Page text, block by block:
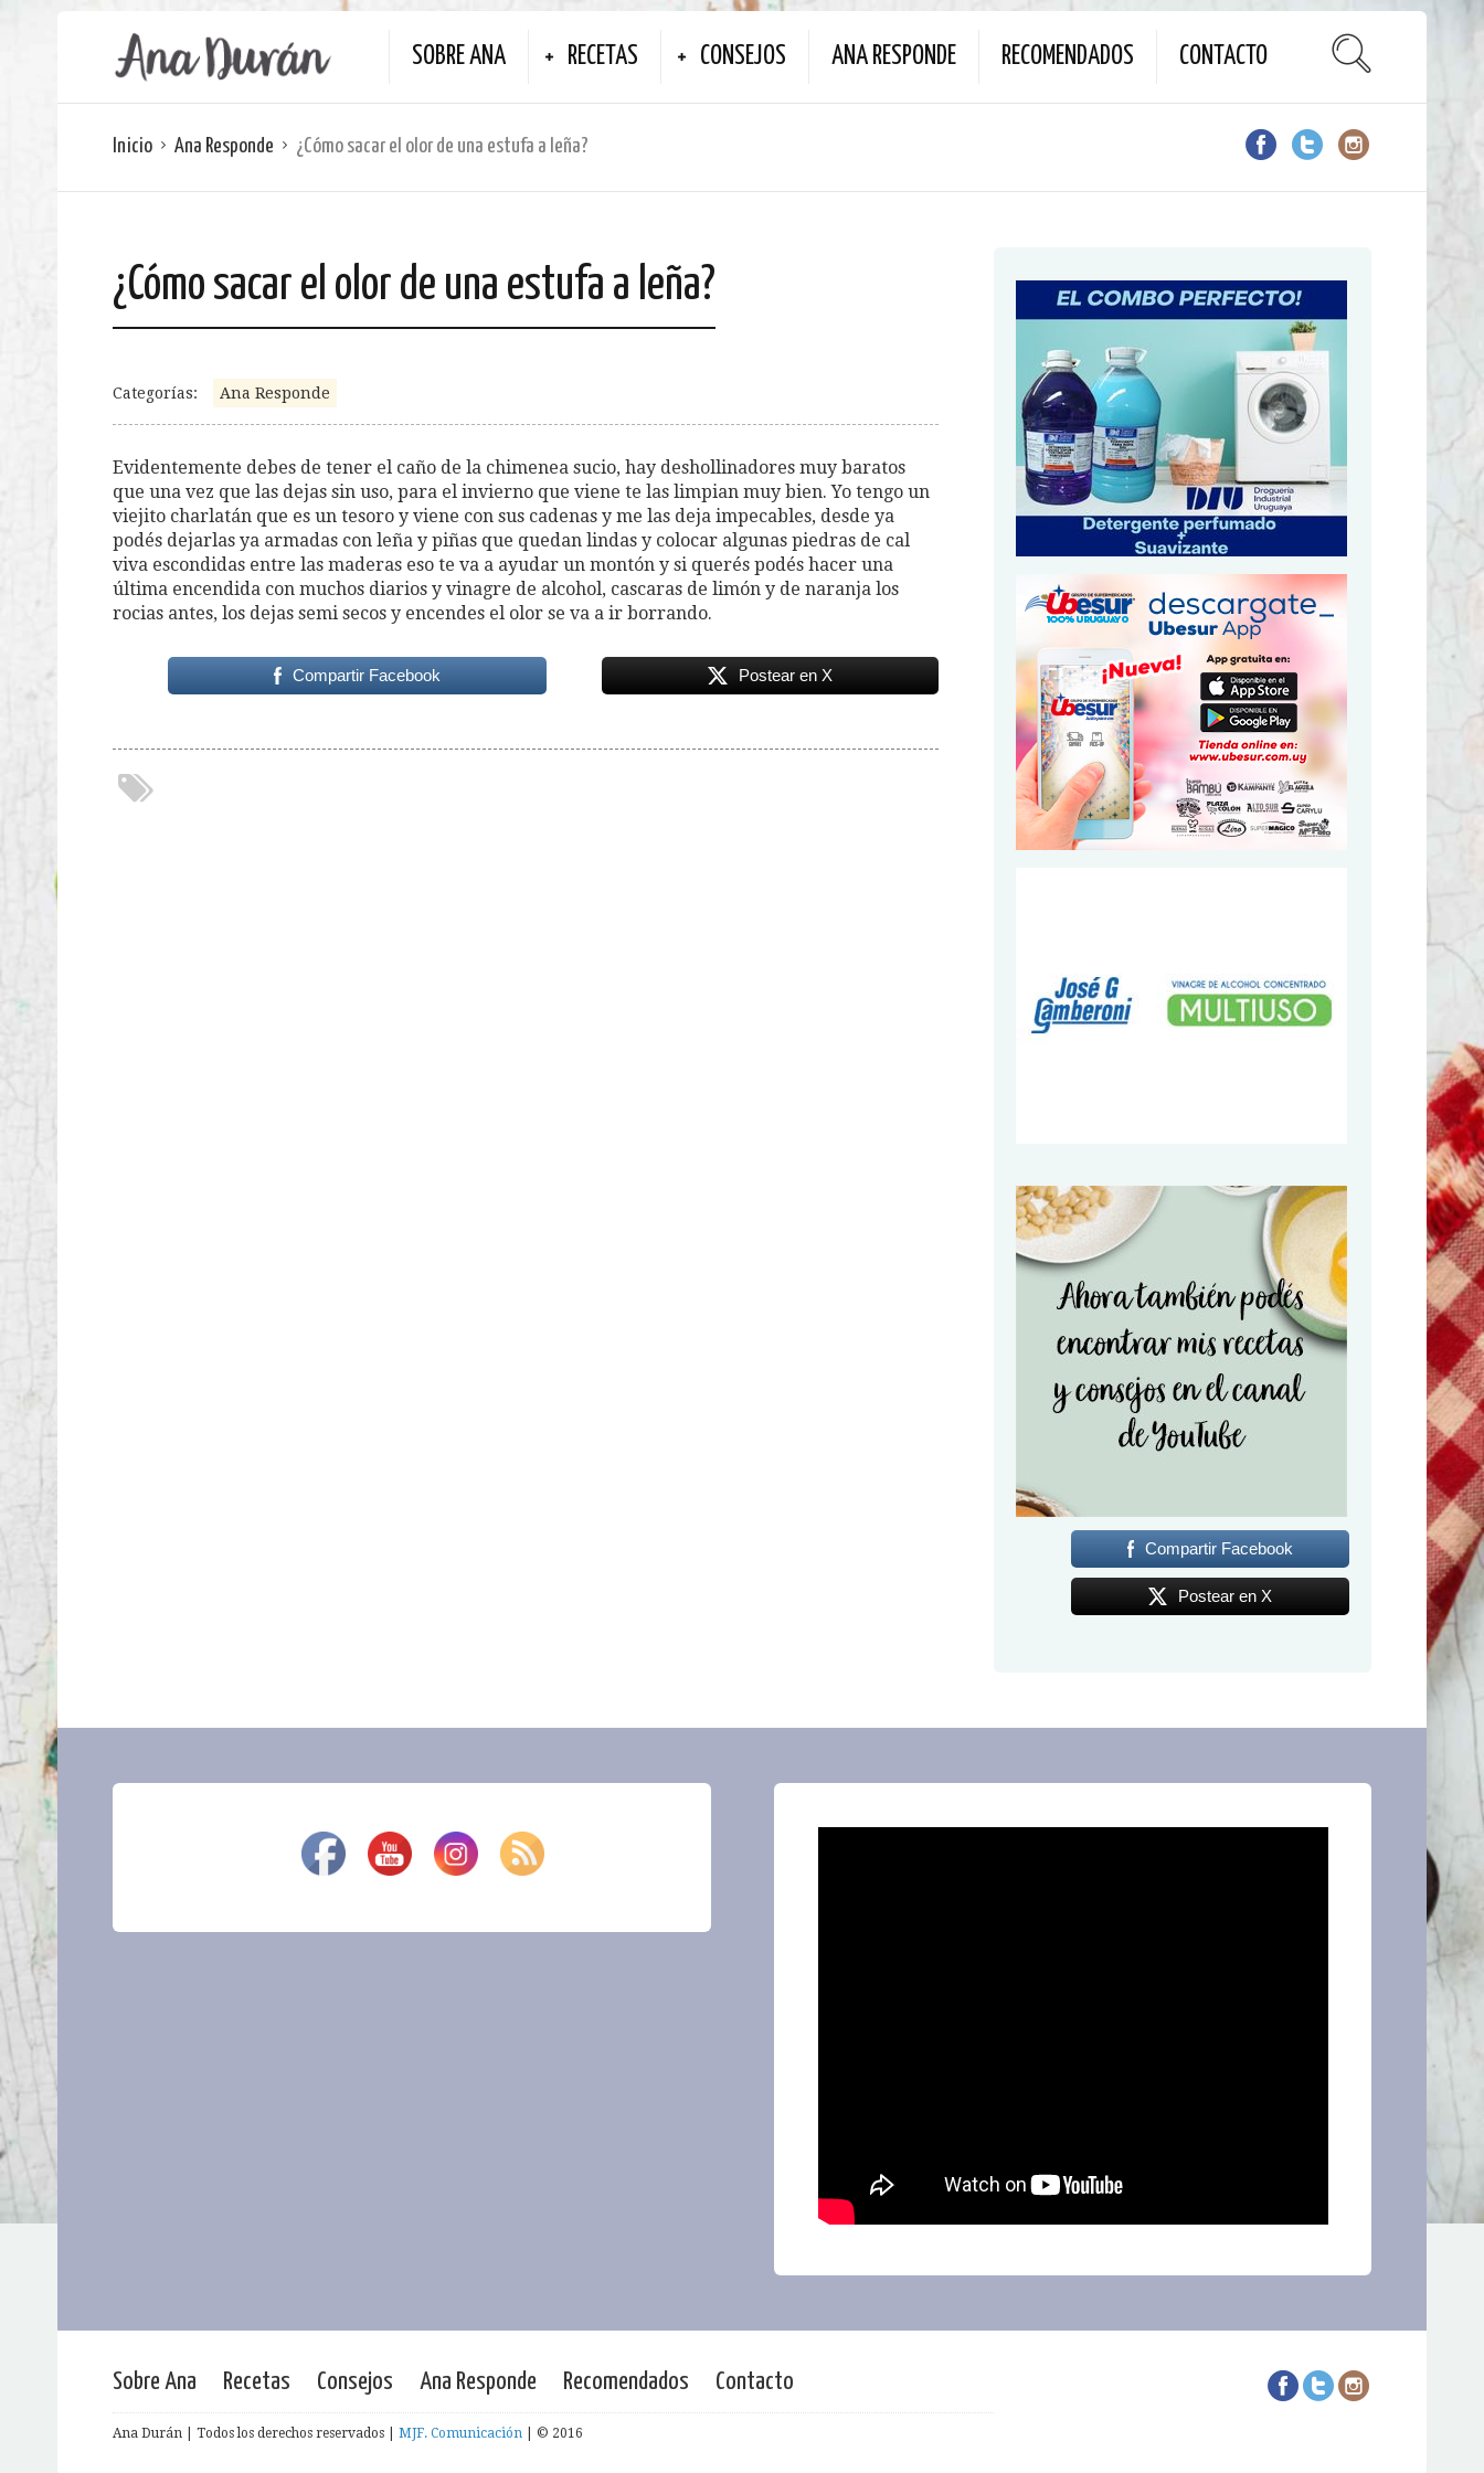
SOBRE ANA RECETAS CONSEJOS ANA RESPONDE RECOMENDADOS CONTACTO
Inicio Ana Responde ¿Cómo sacar el olor de una estufa a leña?
¿Cómo sacar el olor de una estufa a leña?
Categorías: Ana Responde
Evidentemente debes de tener el caño de la chimenea sucio, hay deshollinadores muy baratos
que una vez que las dejas sin uso, para el invierno que viene te las limpian muy bien. Yo tengo un
viejito charlatán que es un tesoro y viene con sus cadenas y me las deja impecables, desde ya
podés dejarlas ya armadas con leña y piñas que quedan lindas y colocar algunas piedras de cal
viva escondidas entre las maderas eso te va a ayudar un montón y si querés podés hacer una
última encendida con muchos diarios y vinagre de alcohol, cascaras de limón y de naranja los
rocias antes, los dejas semi secos y encendes el olor se va a ir borrando.
Compartir Facebook Postear en X
Compartir Facebook
Postear en X
Sobre Ana Recetas Consejos Ana Responde Recomendados Contacto
Ana Durán | Todos los derechos reservados | MJF. Comunicación | © 2016